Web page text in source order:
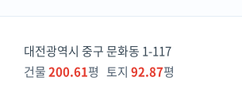
대전광역시 중구 문화동 1-117
건물200.61평 토지 92.87평